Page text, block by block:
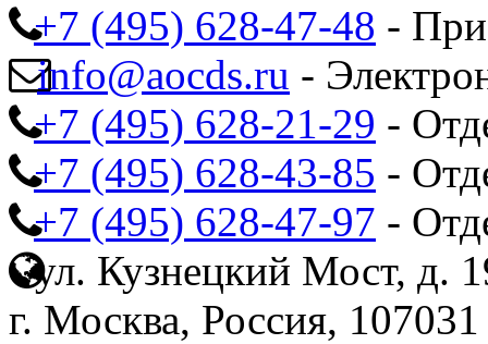
+7 (495) 628-47-48 -
info@aocds.ru -
+7 (495) 628-21-29 -
+7 (495) 628-43-85 -
+7 (495) 628-47-97 -
ул. Кузнецкий Мост, д.
г. Москва, Россия, 107031